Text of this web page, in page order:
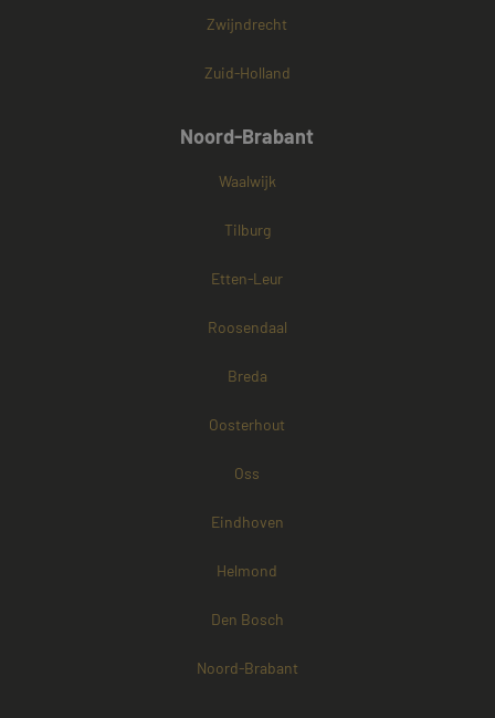
Zwijndrecht
Zuid-Holland
Noord-Brabant
Waalwijk
Tilburg
Etten-Leur
Roosendaal
Breda
Oosterhout
Oss
Eindhoven
Helmond
Den Bosch
Noord-Brabant